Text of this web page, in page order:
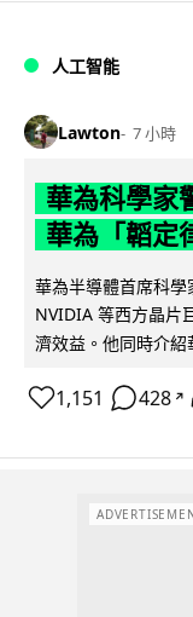
人工智能
Lawton 7 小時
華為科學家
華為「韜定
華為半導體首席科
NVIDIA 等西方晶片
濟效益。他同時介紹
1,151 428 ↗